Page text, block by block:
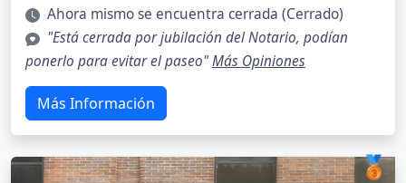
Ahora mismo se encuentra cerrada (Cerrado)
"Está cerrada por jubilación del Notario, podían
ponerlo para evitar el paseo"Más Opiniones
Más Información
🥉